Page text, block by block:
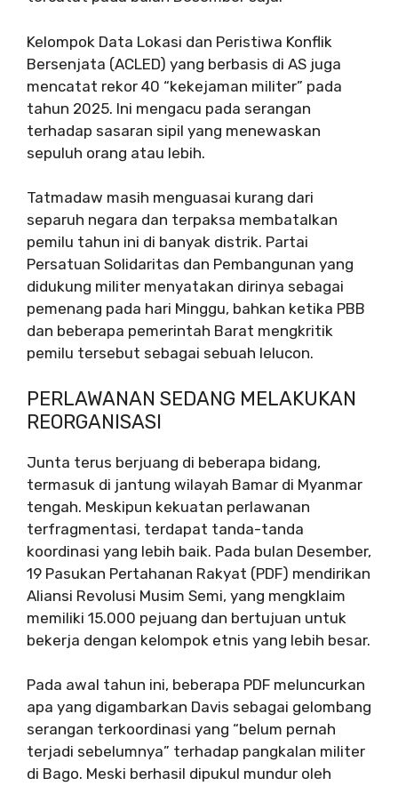
Kelompok Data Lokasi dan Peristiwa Konflik
Bersenjata (ACLED) yang berbasis di AS juga
mencatat rekor 40 “kekejaman militer” pada
tahun 2025. Ini mengacu pada serangan
terhadap sasaran sipil yang menewaskan
sepuluh orang atau lebih.
Tatmadaw masih menguasai kurang dari
separuh negara dan terpaksa membatalkan
pemilu tahun ini di banyak distrik. Partai
Persatuan Solidaritas dan Pembangunan yang
didukung militer menyatakan dirinya sebagai
pemenang pada hari Minggu, bahkan ketika PBB
dan beberapa pemerintah Barat mengkritik
pemilu tersebut sebagai sebuah lelucon.
PERLAWANAN SEDANG MELAKUKAN
REORGANISASI
Junta terus berjuang di beberapa bidang,
termasuk di jantung wilayah Bamar di Myanmar
tengah. Meskipun kekuatan perlawanan
terfragmentasi, terdapat tanda-tanda
koordinasi yang lebih baik. Pada bulan Desember,
19 Pasukan Pertahanan Rakyat (PDF) mendirikan
Aliansi Revolusi Musim Semi, yang mengklaim
memiliki 15.000 pejuang dan bertujuan untuk
bekerja dengan kelompok etnis yang lebih besar.
Pada awal tahun ini, beberapa PDF meluncurkan
apa yang digambarkan Davis sebagai gelombang
serangan terkoordinasi yang “belum pernah
terjadi sebelumnya” terhadap pangkalan militer
di Bago. Meski berhasil dipukul mundur oleh